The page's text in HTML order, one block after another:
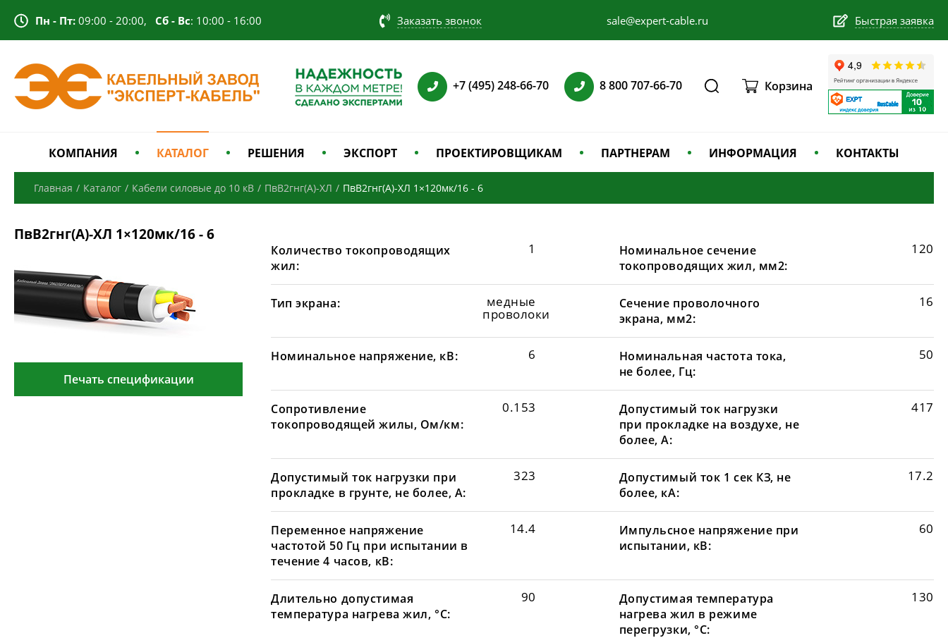
Пн - Пт: 09:00 - 20:00, Сб - Вс: 10:00 - 16:00 Заказать звонок sale@expert-cable.ru Быстрая заявка
+7 (495) 248-66-70 8 800 707-66-70 Корзина
КОМПАНИЯ КАТАЛОГ РЕШЕНИЯ ЭКСПОРТ ПРОЕКТИРОВЩИКАМ ПАРТНЕРАМ ИНФОРМАЦИЯ КОНТАКТЫ
Главная / Каталог / Кабели силовые до 10 кВ / ПвВ2гнг(А)-ХЛ / ПвВ2гнг(А)-ХЛ 1×120мк/16 - 6
ПвВ2гнг(А)-ХЛ 1×120мк/16 - 6
Печать спецификации
Количество токопроводящих
жил:
1
Номинальное сечение
токопроводящих жил, мм2:
120
Тип экрана: медные
проволоки
Сечение проволочного
экрана, мм2:
16
Номинальное напряжение, кВ: 6
Номинальная частота тока,
не более, Гц:
50
Сопротивление
токопроводящей жилы, Ом/км:
0.153
Допустимый ток нагрузки
при прокладке на воздухе, не
более, А:
417
Допустимый ток нагрузки при
прокладке в грунте, не более, А:
323
Допустимый ток 1 сек КЗ, не
более, кА:
17.2
Переменное напряжение
частотой 50 Гц при испытании в
течение 4 часов, кВ:
14.4
Импульсное напряжение при
испытании, кВ:
60
Длительно допустимая
температура нагрева жил, °С:
90
Допустимая температура
нагрева жил в режиме
перегрузки, °С:
130